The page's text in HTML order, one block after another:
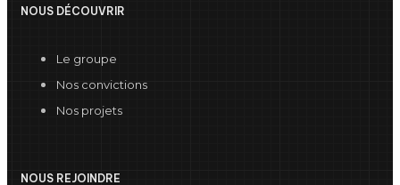
NOUS DÉCOUVRIR
Le groupe
Nos convictions
Nos projets
NOUS REJOINDRE